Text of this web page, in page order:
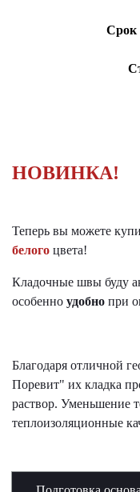
Срок
НОВИНКА!
Теперь вы можете
белого цвета!
Кладочные швы буду
особенно удобно при
Благодаря отличной
Поревит" их кладка
раствор. Уменьшение
теплоизоляционные